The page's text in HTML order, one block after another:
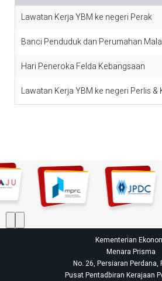
Lawatan Kerja YBM ke negeri Perak
Banci Penduduk dan Perumahan
Hari Peneroka Felda Kebangsaan
Lawatan Kerja YBM ke negeri Perlis &
Kementerian
Menara Prisma
No. 26, Persiaran Perdana,
Pusat Pentadbiran Kerajaan